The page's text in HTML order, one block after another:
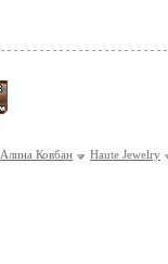
Алина Ковбан Haute Jewelry